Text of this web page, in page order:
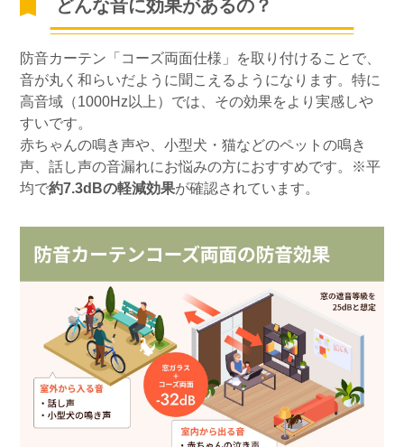
どんな音に効果があるの？
防音カーテン「コーズ両面仕様」を取り付けることで、
音が丸く和らいだように聞こえるようになります。特に
高音域（1000Hz以上）では、その効果をより実感しや
すいです。
赤ちゃんの鳴き声や、小型犬・猫などのペットの鳴き
声、話し声の音漏れにお悩みの方におすすめです。※平
均で約7.3dBの軽減効果が確認されています。